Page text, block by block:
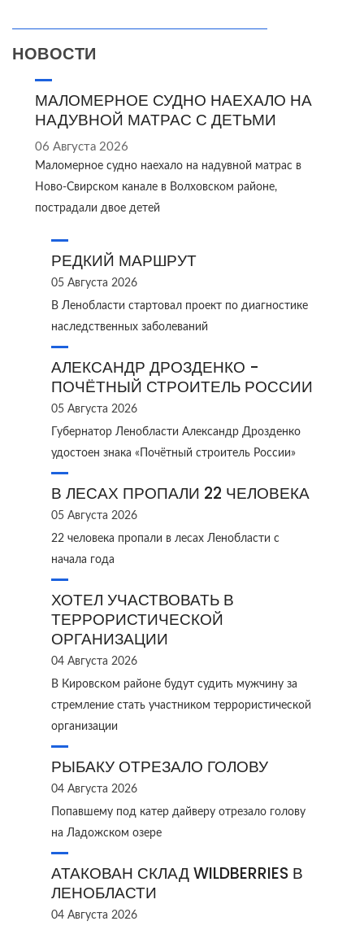
НОВОСТИ
МАЛОМЕРНОЕ СУДНО НАЕХАЛО НА
НАДУВНОЙ МАТРАС С ДЕТЬМИ
06 Августа 2026
Маломерное судно наехало на надувной матрас в
Ново‑Свирском канале в Волховском районе,
пострадали двое детей
РЕДКИЙ МАРШРУТ
05 Августа 2026
В Ленобласти стартовал проект по диагностике
наследственных заболеваний
АЛЕКСАНДР ДРОЗДЕНКО -
ПОЧЁТНЫЙ СТРОИТЕЛЬ РОССИИ
05 Августа 2026
Губернатор Ленобласти Александр Дрозденко
удостоен знака «Почётный строитель России»
В ЛЕСАХ ПРОПАЛИ 22 ЧЕЛОВЕКА
05 Августа 2026
22 человека пропали в лесах Ленобласти с
начала года
ХОТЕЛ УЧАСТВОВАТЬ В
ТЕРРОРИСТИЧЕСКОЙ
ОРГАНИЗАЦИИ
04 Августа 2026
В Кировском районе будут судить мужчину за
стремление стать участником террористической
организации
РЫБАКУ ОТРЕЗАЛО ГОЛОВУ
04 Августа 2026
Попавшему под катер дайверу отрезало голову
на Ладожском озере
АТАКОВАН СКЛАД WILDBERRIES В
ЛЕНОБЛАСТИ
04 Августа 2026